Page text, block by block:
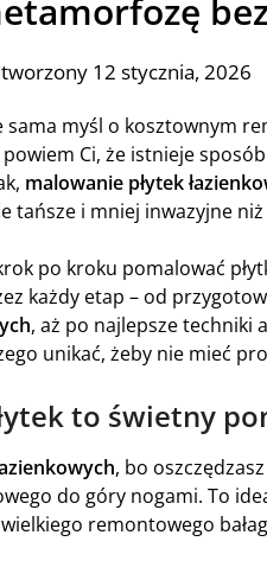
12 stycznia, 2026
sama myśl o kosztownym
Ci, że istnieje
malowanie płytek
tańsze i mniej inwazyjne
po kroku pomalować
każdy etap – od
, aż po najlepsze techniki
unikać, żeby nie mieć
to świetny
, bo
do góry nogami. To
remontowego